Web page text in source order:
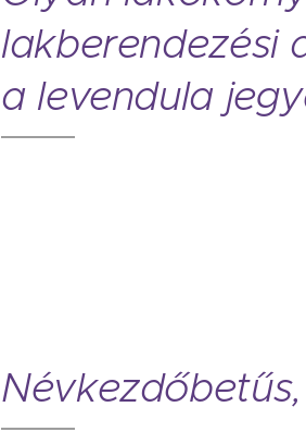
lakberendezési
a levendula